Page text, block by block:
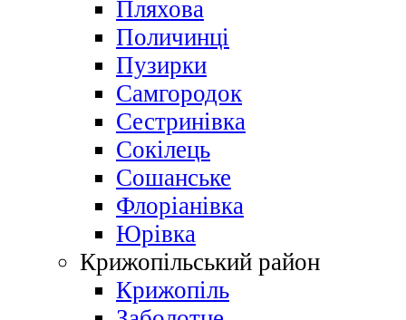
Пляхова
Поличинці
Пузирки
Самгородок
Сестринівка
Сокілець
Сошанське
Флоріанівка
Юрівка
Крижопільський район
Крижопіль